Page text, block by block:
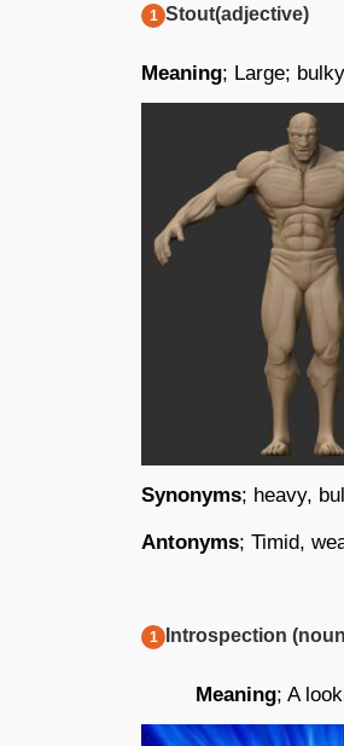
Stout(adjective)
Meaning; Large;
Synonyms; heavy,
Antonyms; Timid,
Introspection
Meaning; A